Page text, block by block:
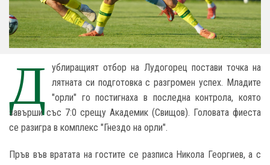
Д ублиращият отбор на Лудогорец постави точка на
лятната си подготовка с разгромен успех. Младите
"орли" го постигнаха в последна контрола, която
завърши със 7:0 срещу Академик (Свищов). Головата фиеста
се разигра в комплекс "Гнездо на орли".
Пръв във вратата на гостите се разписа Никола Георгиев, а с